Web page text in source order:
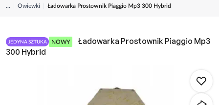
... Owiewki Ładowarka Prostownik Piaggio Mp3 300 Hybrid
JEDYNA SZTUKA NOWY
Ładowarka Prostownik Piaggio Mp3
300 Hybrid